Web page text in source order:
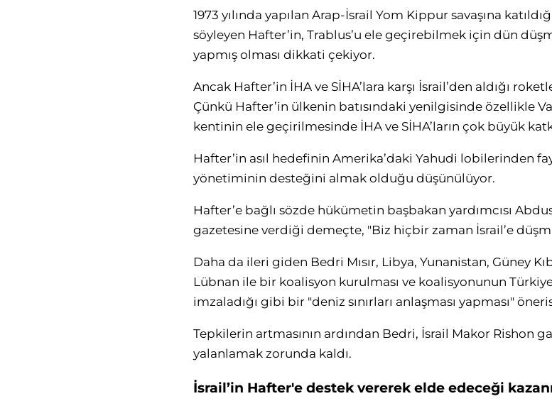
1973 yılında yapılan Arap-İsrail Yom Kippur savaşına
söyleyen Hafter’in, Trablus’u ele geçirebilmek için dün
yapmış olması dikkati çekiyor.
Ancak Hafter’in İHA ve SİHA’lara karşı İsrail’den aldığı
Çünkü Hafter’in ülkenin batısındaki yenilgisinde özellikle
kentinin ele geçirilmesinde İHA ve SİHA’ların çok büyük
Hafter’in asıl hedefinin Amerika’daki Yahudi lobilerinden
yönetiminin desteğini almak olduğu düşünülüyor.
Hafter’e bağlı sözde hükümetin başbakan yardımcısı
gazetesine verdiği demeçte, "Biz hiçbir zaman İsrail’e
Daha da ileri giden Bedri Mısır, Libya, Yunanistan, Güney
Lübnan ile bir koalisyon kurulması ve koalisyonunun
imzaladığı gibi bir "deniz sınırları anlaşması yapması"
Tepkilerin artmasının ardından Bedri, İsrail Makor Rishon
yalanlamak zorunda kaldı.
İsrail’in Hafter'e destek vererek elde edeceği